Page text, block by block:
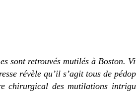
sont retrouvés mutilés à Boston.
révèle qu’il s’agit tous de
chirurgical des mutilations